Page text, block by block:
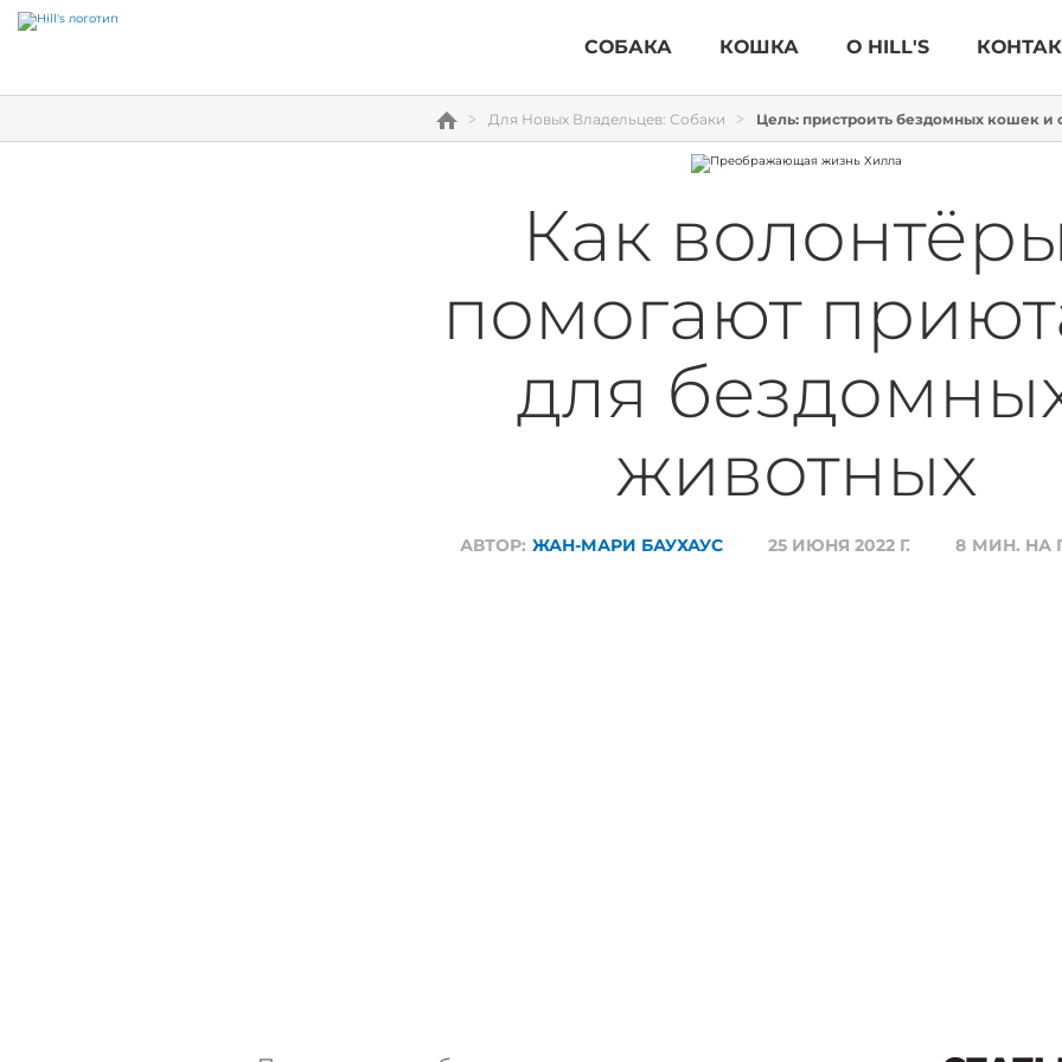
Skip Navigation
СОБАКА КОШКА О HILL'S
Для Новых Владельцев: Собаки Цель: пристроить бездомных кошек и
Как
помогают
для
животных
АВТОР: ЖАН-МАРИ БАУХАУС 25 ИЮНЯ 2022 Г. 8 МИН. НА